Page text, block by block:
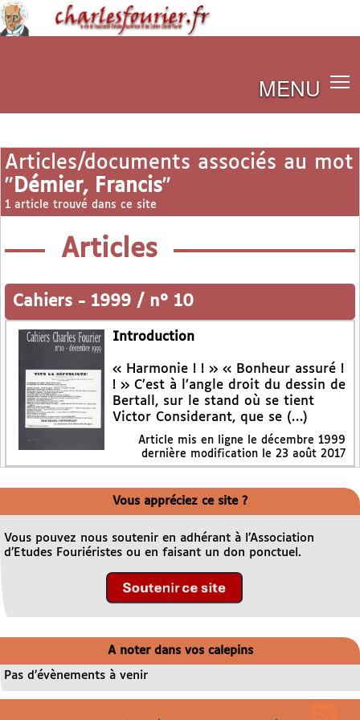
MENU
Articles/documents associés au mot
" Démier, Francis"
1 article trouvé dans ce site
Articles
Cahiers - 1999 / n° 10
Introduction
« Harmonie ! ! » « Bonheur assuré !
! » C’est à l’angle droit du dessin de
Bertall, sur le stand où se tient
Victor Considerant, que se (…)
Article mis en ligne le décembre 1999
dernière modification le 23 août 2017
Vous appréciez ce site ?
Vous pouvez nous soutenir en adhérant à l’Association
d’Etudes Fouriéristes ou en faisant un don ponctuel.
A noter dans vos calepins
Pas d’évènements à venir